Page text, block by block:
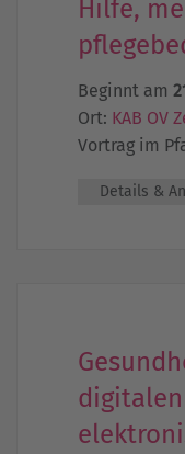
Hilfe,
Beginnt am
Ort: KAB OV
Vortrag im
Details &